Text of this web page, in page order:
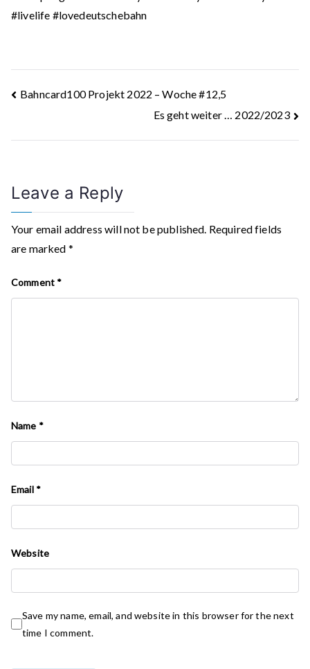
#livelife #lovedeutschebahn
Post
Bahncard100 Projekt 2022 – Woche #12,5
Es geht weiter … 2022/2023
Leave a Reply
Your email address will not be published. Required fields
are marked *
Comment *
Name *
Email *
Website
Save my name, email, and website in this browser for the next
time I comment.